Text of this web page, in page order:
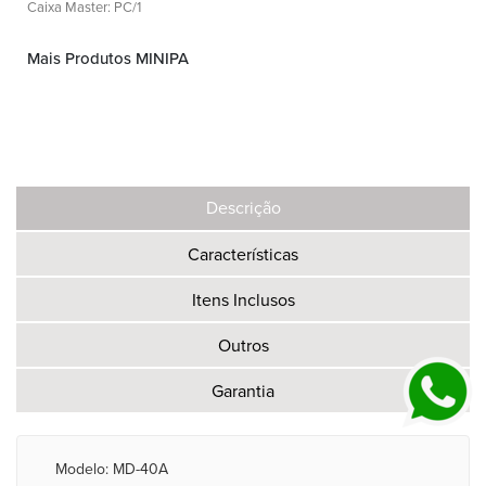
Caixa Master: PC/1
Mais Produtos MINIPA
Descrição
Características
Itens Inclusos
Outros
Garantia
Modelo: MD-40A